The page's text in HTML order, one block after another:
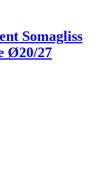
Somagliss
Ø20/27